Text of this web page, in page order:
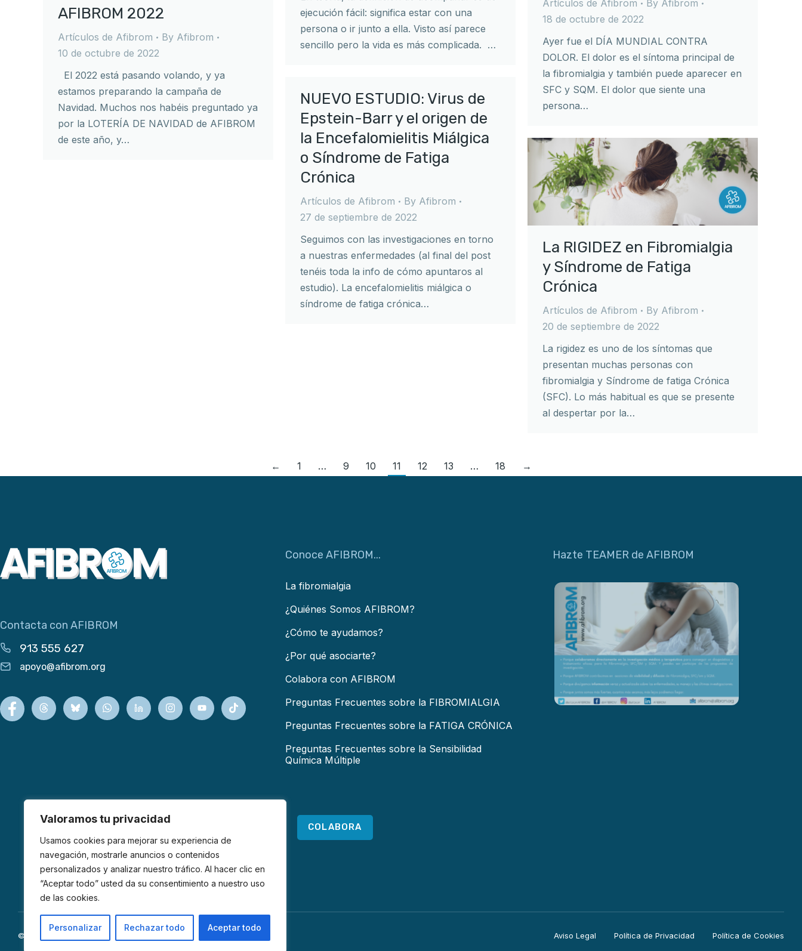
Valoramos tu privacidad
Usamos cookies para mejorar su experiencia de
navegación, mostrarle anuncios o contenidos
personalizados y analizar nuestro tráfico. Al hacer clic en
“Aceptar todo” usted da su consentimiento a nuestro uso
de las cookies.
Personalizar Rechazar todo Aceptar todo
Artículos de Afibrom By Afibrom
18 de octubre de 2022
Ayer fue el DÍA MUNDIAL CONTRA
DOLOR. El dolor es el síntoma principal de
la fibromialgia y también puede aparecer en
SFC y SQM. El dolor que siente una
persona…
AFIBROM 2022
Artículos de Afibrom By Afibrom
10 de octubre de 2022
El 2022 está pasando volando, y ya
estamos preparando la campaña de
Navidad. Muchos nos habéis preguntado ya
por la LOTERÍA DE NAVIDAD de AFIBROM
de este año, y…
ejecución fácil: significa estar con una
persona o ir junto a ella. Visto así parece
sencillo pero la vida es más complicada. …
NUEVO ESTUDIO: Virus de
Epstein-Barr y el origen de
la Encefalomielitis Miálgica
o Síndrome de Fatiga
Crónica
Artículos de Afibrom By Afibrom
27 de septiembre de 2022
Seguimos con las investigaciones en torno
a nuestras enfermedades (al final del post
tenéis toda la info de cómo apuntaros al
estudio). La encefalomielitis miálgica o
síndrome de fatiga crónica…
La RIGIDEZ en Fibromialgia
y Síndrome de Fatiga
Crónica
Artículos de Afibrom By Afibrom
20 de septiembre de 2022
La rigidez es uno de los síntomas que
presentan muchas personas con
fibromialgia y Síndrome de fatiga Crónica
(SFC). Lo más habitual es que se presente
al despertar por la…
← 1 … 9 10 11 12 13 … 18 →
Contacta con AFIBROM
913 555 627
apoyo@afibrom.org
Conoce AFIBROM...
La fibromialgia
¿Quiénes Somos AFIBROM?
¿Cómo te ayudamos?
¿Por qué asociarte?
Colabora con AFIBROM
Preguntas Frecuentes sobre la FIBROMIALGIA
Preguntas Frecuentes sobre la FATIGA CRÓNICA
Preguntas Frecuentes sobre la Sensibilidad
Química Múltiple
COLABORA
Hazte TEAMER de AFIBROM
© 2026 AFIBROM. Todos los derechos reservados. Aviso Legal Política de Privacidad Política de Cookies